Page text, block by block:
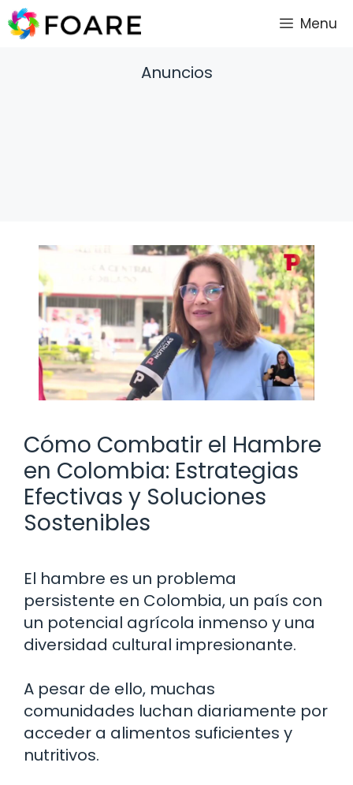
Saltar
al
Menu
Anuncios
Cómo Combatir el Hambre
en Colombia: Estrategias
Efectivas y Soluciones
Sostenibles
El hambre es un problema
persistente en Colombia, un país con
un potencial agrícola inmenso y una
diversidad cultural impresionante.
A pesar de ello, muchas
comunidades luchan diariamente por
acceder a alimentos suficientes y
nutritivos.